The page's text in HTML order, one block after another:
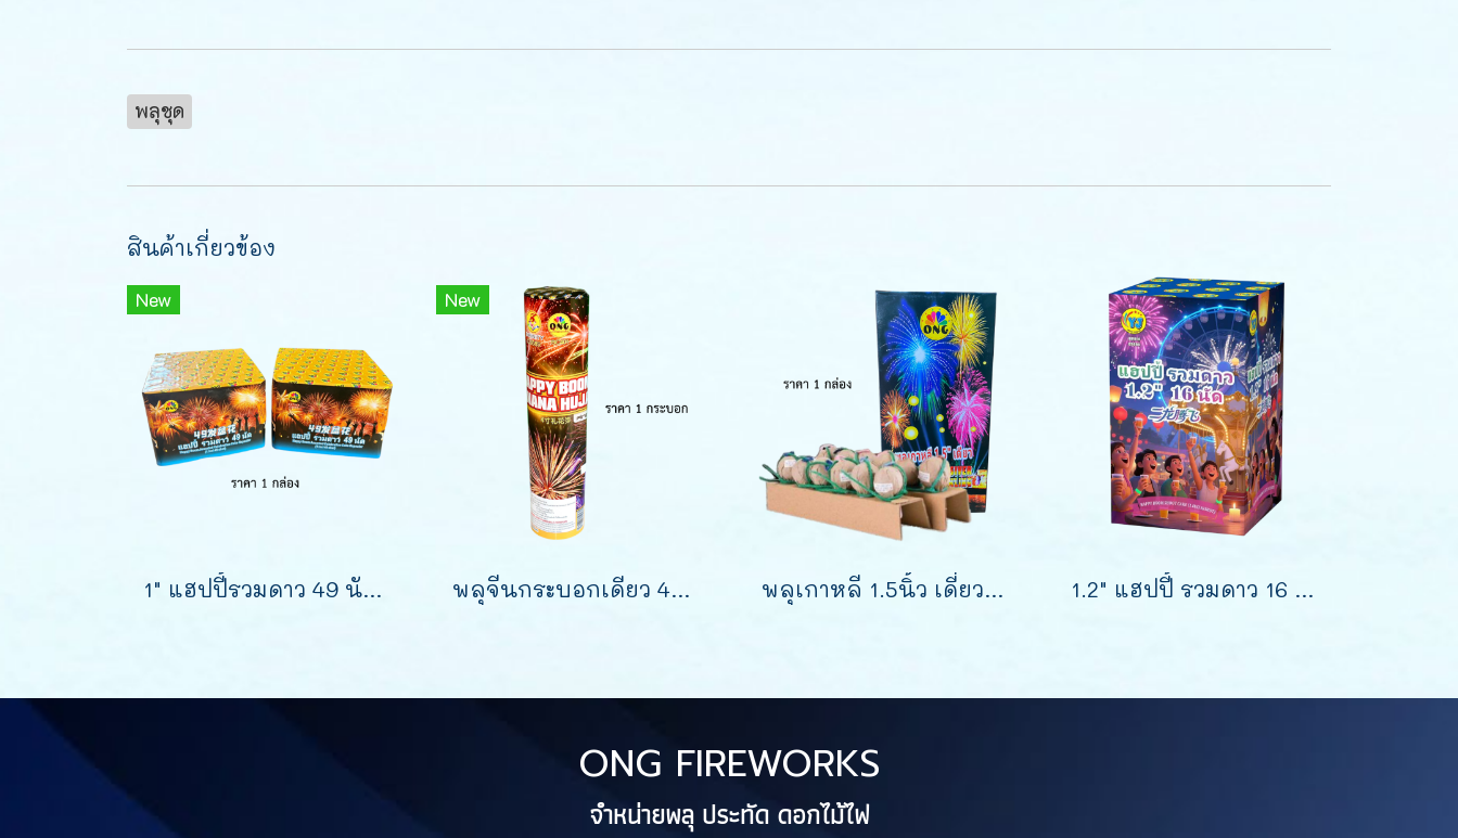
พลุชุด
สินค้าเกี่ยวข้อง
New
1" แฮปปี้รวมดาว 49 นัด (สูง7นิ้ว)
New
พลุจีนกระบอกเดียว 4 นิ้ว 1 นัด พลุเกาหลี 1.5นิ้ว เดี่ยว *หยอดทีละลูก* 1.2" แฮปปี้ รวมดาว 16 นัด (9")
ONG FIREWORKS
จำหน่ายพลุ ประทัด ดอกไม้ไฟ